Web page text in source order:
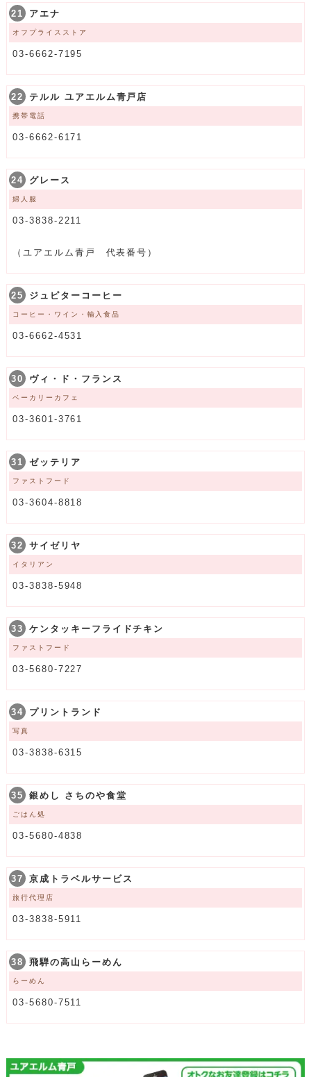
21 アエナ
オフプライスストア
03-6662-7195
22 テルル ユアエルム青戸店
携帯電話
03-6662-6171
24 グレース
婦人服
03-3838-2211
（ユアエルム青戸 代表番号）
25 ジュピターコーヒー
コーヒー・ワイン・輸入食品
03-6662-4531
30 ヴィ・ド・フランス
ベーカリーカフェ
03-3601-3761
31 ゼッテリア
ファストフード
03-3604-8818
32 サイゼリヤ
イタリアン
03-3838-5948
33 ケンタッキーフライドチキン
ファストフード
03-5680-7227
34 プリントランド
写真
03-3838-6315
35 銀めし さちのや食堂
ごはん処
03-5680-4838
37 京成トラベルサービス
旅行代理店
03-3838-5911
38 飛騨の高山らーめん
らーめん
03-5680-7511